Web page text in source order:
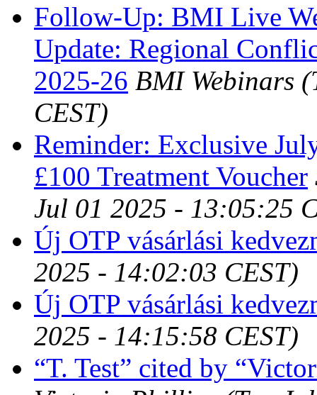
Follow-Up: BMI Live
Update: Regional
2025-26 BMI Webinars
CEST)
Reminder: Exclusive
£100 Treatment Voucher
Jul 01 2025 - 13:05:25
Új OTP vásárlási
2025 - 14:02:03 CEST)
Új OTP vásárlási
2025 - 14:15:58 CEST)
“T. Test” cited by